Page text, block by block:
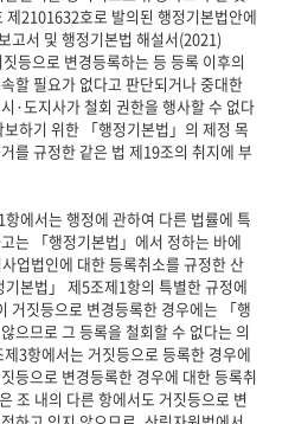
2101632호로 발의된 행정기본법안에
고서 및 행정기본법 해설서(2021)
등으로 변경등록하는 등 등록 이후의
할 필요가 없다고 판단되거나 중대한
·도지사가 철회 권한을 행사할 수 없다
하기 위한 「행정기본법」의 제정 목
를 규정한 같은 법 제19조의 취지에 부
는 「행정기본법」에서 정하는 바에
업법인에 대한 등록취소를 규정한 산
본법」 제5조제1항의 특별한 규정에
거짓등으로 변경등록한 경우에는 「행
으므로 그 등록을 철회할 수 없다는 의
3항에서는 거짓등으로 등록한 경우에
등으로 변경등록한 경우에 대한 등록취
조 내의 다른 항에서도 거짓등으로 변